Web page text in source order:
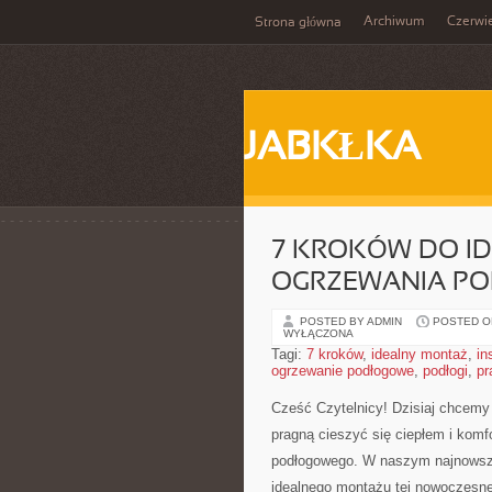
Strona główna Archiwum
JABKŁKA
7 KROKÓW DO
OGRZEWANIA
POSTED BY ADMIN
POSTED
WYŁĄCZONA
Tagi: 7 kroków, idealny montaż,
ogrzewanie podłogowe, podłogi,
Cześć Czytelnicy! Dzisiaj
pragną cieszyć się ciepłem i
podłogowego. W naszym
idealnego montażu tej